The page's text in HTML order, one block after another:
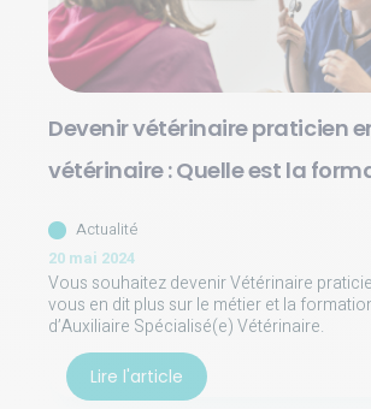
Devenir vétérinaire praticien
vétérinaire : Quelle est la
Actualité
20 mai 2024
Vous souhaitez devenir Vétérinaire
vous en dit plus sur le métier et la
d’Auxiliaire Spécialisé(e) Vétérinaire.
Lire l'article